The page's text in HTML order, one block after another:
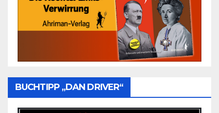
BUCHTIPP „DAN DRIVER“